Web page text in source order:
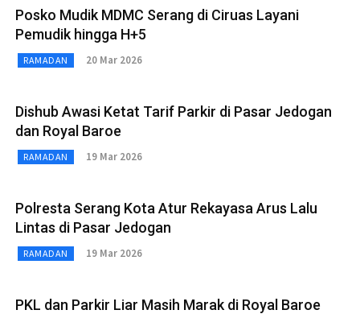
Posko Mudik MDMC Serang di Ciruas Layani
Pemudik hingga H+5
RAMADAN 20 Mar 2026
Dishub Awasi Ketat Tarif Parkir di Pasar Jedogan
dan Royal Baroe
RAMADAN 19 Mar 2026
Polresta Serang Kota Atur Rekayasa Arus Lalu
Lintas di Pasar Jedogan
RAMADAN 19 Mar 2026
PKL dan Parkir Liar Masih Marak di Royal Baroe